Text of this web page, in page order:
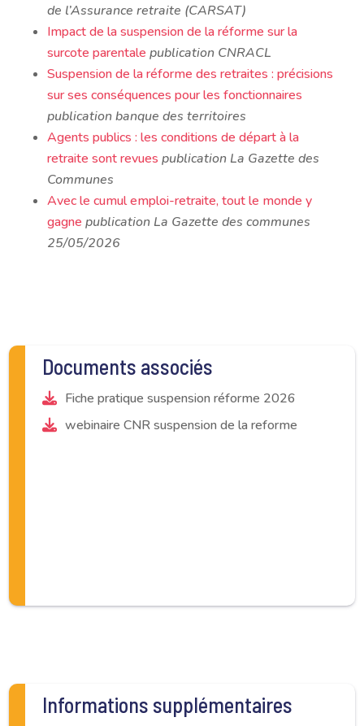
de l’Assurance retraite (CARSAT)
Impact de la suspension de la réforme sur la
surcote parentale publication CNRACL
Suspension de la réforme des retraites : précisions
sur ses conséquences pour les fonctionnaires
publication banque des territoires
Agents publics : les conditions de départ à la
retraite sont revues publication La Gazette des
Communes
Avec le cumul emploi-retraite, tout le monde y
gagne publication La Gazette des communes
25/05/2026
Documents associés
Fiche pratique suspension réforme 2026
webinaire CNR suspension de la reforme
Informations supplémentaires